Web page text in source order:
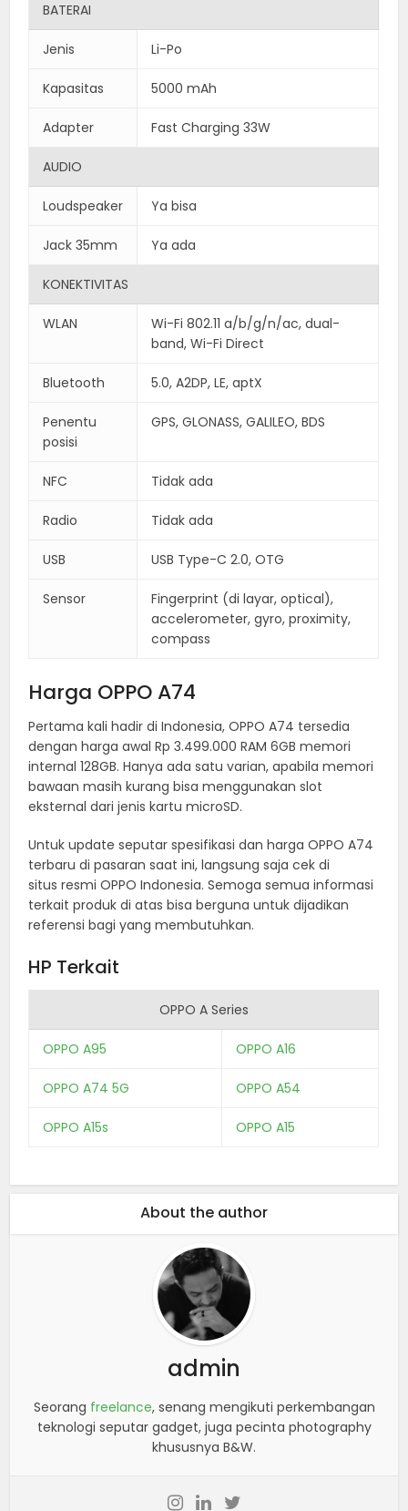
BATERAI
Jenis Li-Po
Kapasitas 5000 mAh
Adapter Fast Charging 33W
AUDIO
Loudspeaker Ya bisa
Jack 35mm Ya ada
KONEKTIVITAS
WLAN
Wi-Fi 802.11 a/b/g/n/ac, dual-
band, Wi-Fi Direct
Bluetooth 5.0, A2DP, LE, aptX
Penentu
posisi
GPS, GLONASS, GALILEO, BDS
NFC Tidak ada
Radio Tidak ada
USB USB Type-C 2.0, OTG
Sensor
Fingerprint (di layar, optical),
accelerometer, gyro, proximity,
compass
Harga OPPO A74
Pertama kali hadir di Indonesia, OPPO A74 tersedia
dengan harga awal Rp 3.499.000 RAM 6GB memori
internal 128GB. Hanya ada satu varian, apabila memori
bawaan masih kurang bisa menggunakan slot
eksternal dari jenis kartu microSD.
Untuk update seputar spesifikasi dan harga OPPO A74
terbaru di pasaran saat ini, langsung saja cek di
situs resmi OPPO Indonesia. Semoga semua informasi
terkait produk di atas bisa berguna untuk dijadikan
referensi bagi yang membutuhkan.
HP Terkait
OPPO A Series
OPPO A95 OPPO A16
OPPO A74 5G OPPO A54
OPPO A15s OPPO A15
About the author
admin
Seorang freelance, senang mengikuti perkembangan
teknologi seputar gadget, juga pecinta photography
khususnya B&W.